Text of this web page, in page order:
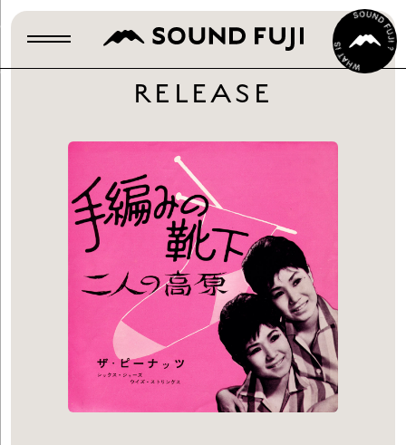
RELEASE